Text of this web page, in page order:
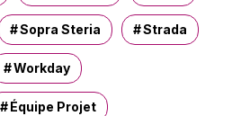
Sopra Steria Strada
Workday
Équipe Projet